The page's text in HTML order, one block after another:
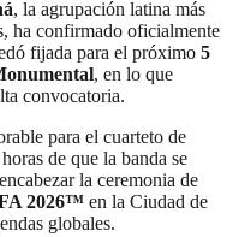
, la agrupación latina más
ha confirmado oficialmente
fijada para el próximo 5
, en lo que
convocatoria.
para el cuarteto de
de que la banda se
la ceremonia de
2026™ en la Ciudad de
globales.